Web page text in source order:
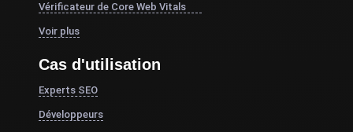
Vérificateur de Core Web Vitals
Voir plus
Cas d'utilisation
Experts SEO
Développeurs